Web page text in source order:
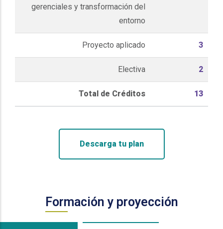
gerenciales y transformación del
entorno
Proyecto aplicado 3
Electiva 2
Total de Créditos 13
Descarga tu plan
Formación y proyección